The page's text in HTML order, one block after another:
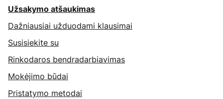
Užsakymo atšaukimas
Dažniausiai užduodami klausimai
Susisiekite su
Rinkodaros bendradarbiavimas
Mokėjimo būdai
Pristatymo metodai